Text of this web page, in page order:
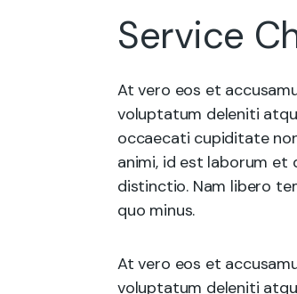
Service
At vero eos et
voluptatum deleniti
occaecati cupiditate
animi, id est laborum et
distinctio. Nam libero
quo minus.
At vero eos et
voluptatum deleniti